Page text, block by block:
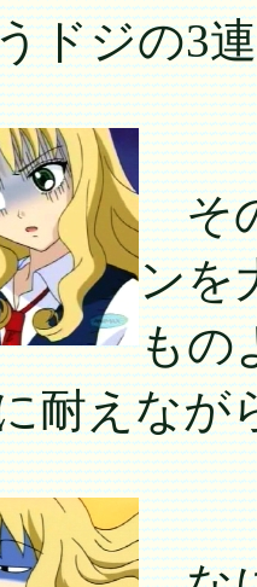
ドジの3
その
ンを
もの
耐えな